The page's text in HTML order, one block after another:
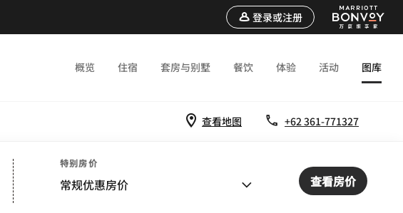
登录或注册
概览 住宿 套房与别墅 餐饮 体验 活动 图库
查看地图 +62 361-771327
特别房价
常规优惠房价 查看房价
附近景点 活动和会议婚礼